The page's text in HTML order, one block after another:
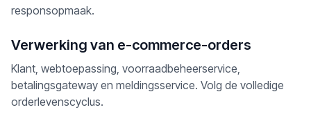
responsopmaak.
Verwerking van e-commerce-orders
Klant, webtoepassing, voorraadbeheerservice,
betalingsgateway en meldingsservice. Volg de volledige
orderlevenscyclus.